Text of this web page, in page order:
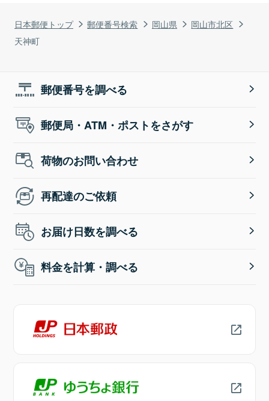
日本郵便トップ 郵便番号検索 岡山県
岡山市北区
天神町
郵便番号を調べる
郵便局・ATM・ポストをさがす
荷物のお問い合わせ
再配達のご依頼
お届け日数を調べる
料金を計算・調べる